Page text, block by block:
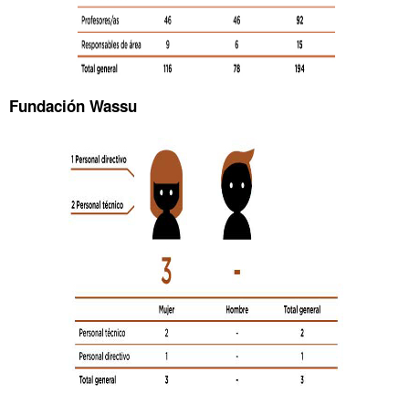
Fundación Wassu